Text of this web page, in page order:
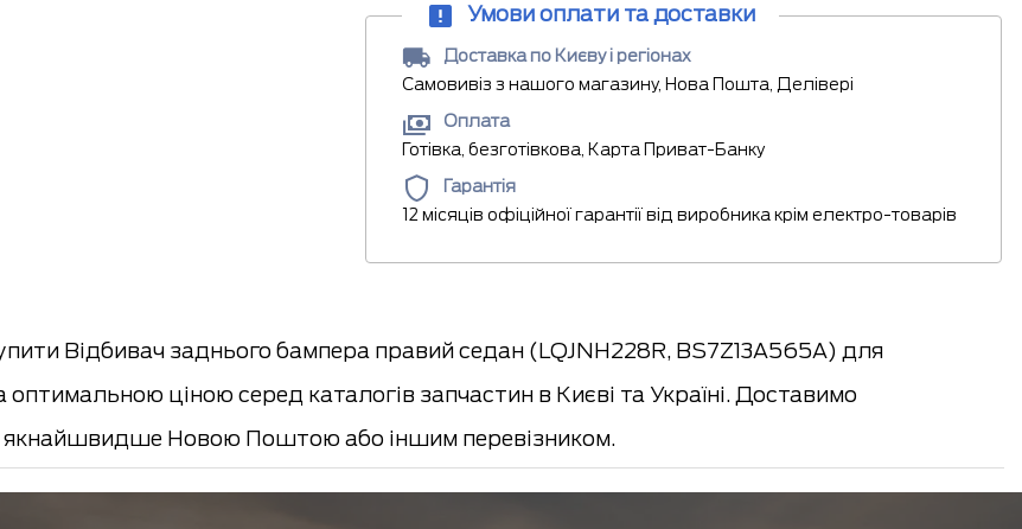
Умови оплати та доставки
Доставка по Києву і регіонах
Самовивіз з нашого магазину, Нова Пошта, Делівері
Оплата
Готівка, безготівкова, Карта Приват-Банку
Гарантія
12 місяців офіційної гарантії від виробника крім електро-товарів
Відбивач заднього бампера правий седан (LQJNH228R, BS7Z13A565A) для
ціною серед каталогів запчастин в Києві та Україні. Доставимо
якнайшвидше Новою Поштою або іншим перевізником.